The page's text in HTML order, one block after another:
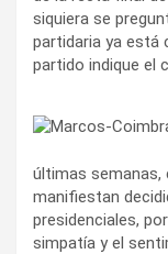
siquiera se
partidaria ya está
partido indique el
últimas semanas,
manifiestan
presidenciales,
simpatía y el